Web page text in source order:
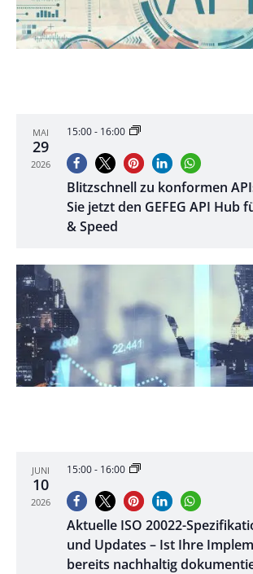
MAI
29
2026
15:00- 16:00
Blitzschnell zu konformen
Sie jetzt den GEFEG API Hub
& Speed
JUNI
10
2026
15:00- 16:00
Aktuelle ISO 20022-
und Updates – Ist Ihre
bereits nachhaltig